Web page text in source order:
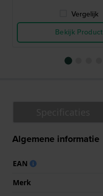
Vergelijk
Bekijk Product
Algemene informatie
EAN
Merk